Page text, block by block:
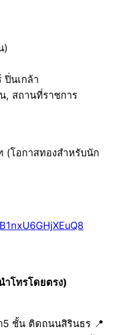
)
ปิ่นเกล้า
, สถานที่ราชการ
(โอกาสทองสำหรับนัก
ำโทรโดยตรง)